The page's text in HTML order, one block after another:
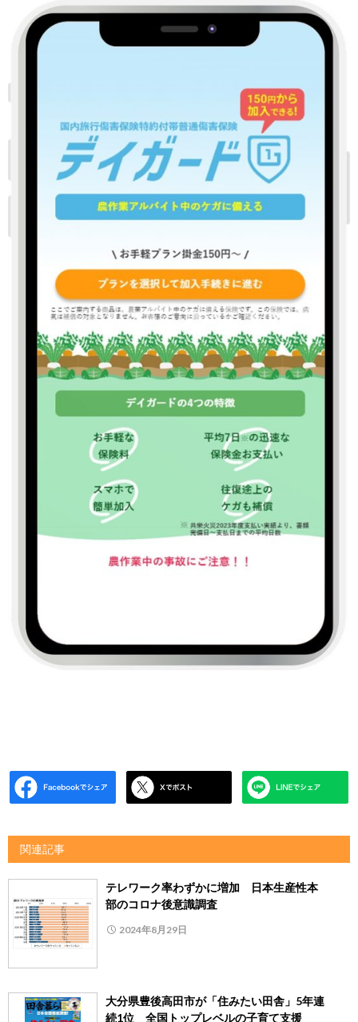
関連記事
テレワーク率わずかに増加 日本生産性本
部のコロナ後意識調査
2024年8月29日
大分県豊後高田市が「住みたい田舎」5年連
続1位 全国トップレベルの子育て支援